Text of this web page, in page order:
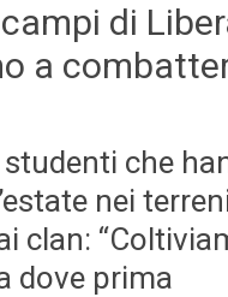
di
a
studenti che
nei
clan:
dove prima